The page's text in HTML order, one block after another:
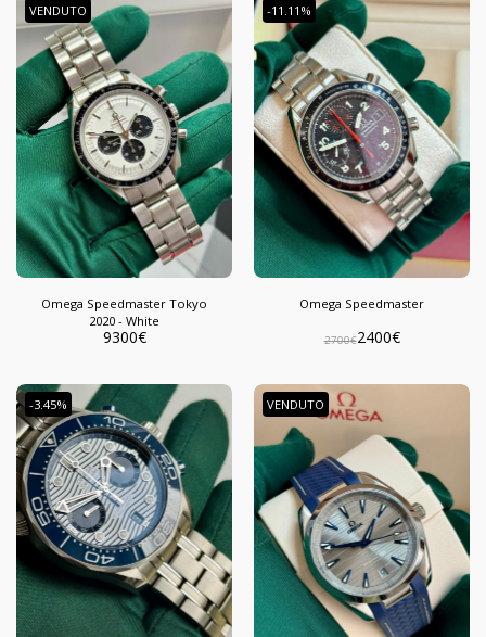
VENDUTO
Omega Speedmaster Tokyo
2020 - White
9300€
-11.11%
Omega Speedmaster
2700€2400€
-3.45% VENDUTO